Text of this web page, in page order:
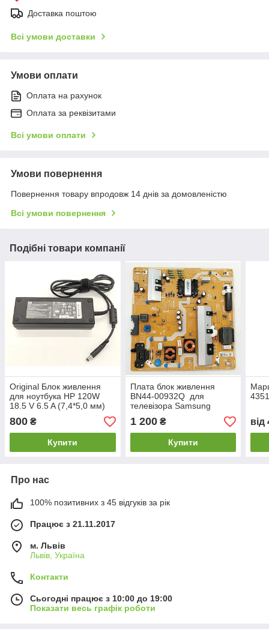
Доставка поштою
Всі умови доставки
Умови оплати
Оплата на рахунок
Оплата за реквізитами
Всі умови оплати
Умови повернення
Повернення товару впродовж 14 днів за домовленістю
Всі умови повернення
Подібні товари компанії
Original Блок живлення
для ноутбука HP 120W
18.5 V 6.5 A (7,4*5,0 мм)
800 ₴
Купити
Плата блок живлення
BN44-00932Q для
телевізора Samsung
UE55RU7172UXXH
1 200₴
Купити
від
Про нас
100% позитивних з 45 відгуків за рік
Працює з 21.11.2017
м. Львів
Львів, Україна
Контакти
Сьогодні працює з 10:00 до 19:00
Показати весь графік роботи